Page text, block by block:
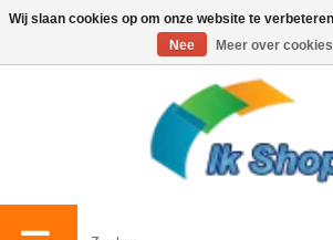
0
Wij slaan cookies op om onze website te
Nee
Meer over